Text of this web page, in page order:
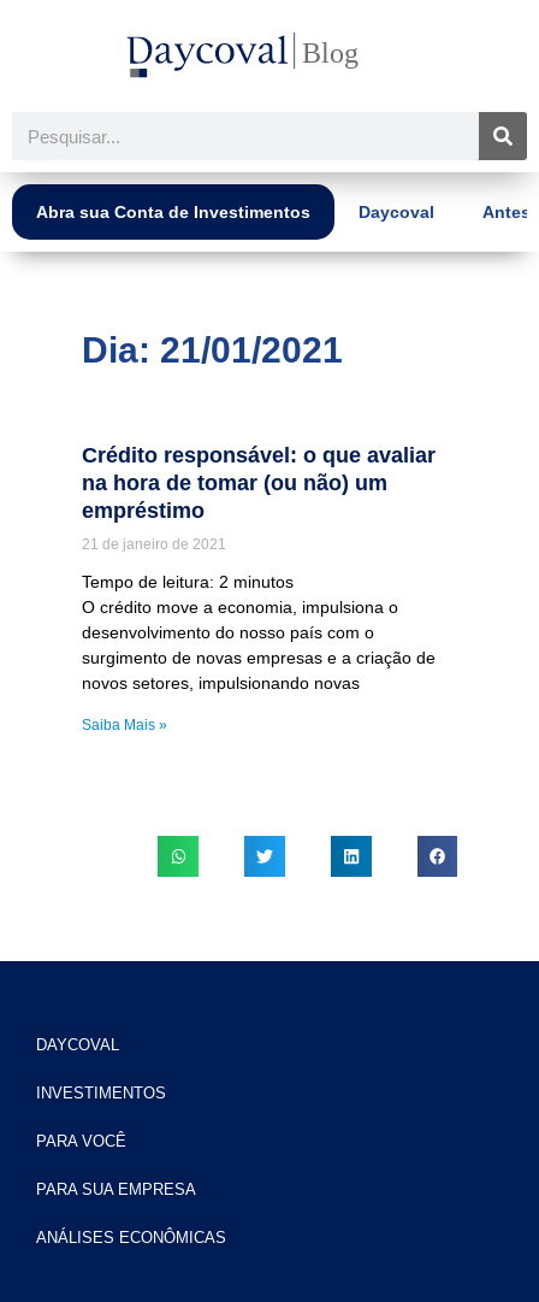
Pesquisar
Abra sua Conta de Investimentos Daycoval Antes
Dia: 21/01/2021
Crédito responsável: o que avaliar
na hora de tomar (ou não) um
empréstimo
21 de janeiro de 2021
Tempo de leitura: 2 minutos
O crédito move a economia, impulsiona o
desenvolvimento do nosso país com o
surgimento de novas empresas e a criação de
novos setores, impulsionando novas
Saiba Mais »
DAYCOVAL
INVESTIMENTOS
PARA VOCÊ
PARA SUA EMPRESA
ANÁLISES ECONÔMICAS